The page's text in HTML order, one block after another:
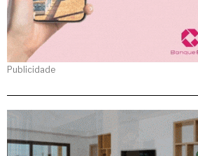
Publicidade